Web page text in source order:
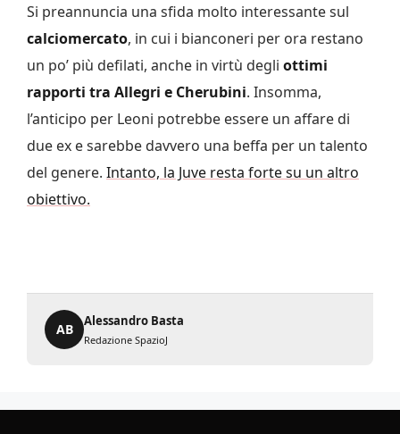
Si preannuncia una sfida molto interessante sul
calciomercato, in cui i bianconeri per ora restano
un po’ più defilati, anche in virtù degli ottimi
rapporti tra Allegri e Cherubini. Insomma,
l’anticipo per Leoni potrebbe essere un affare di
due ex e sarebbe davvero una beffa per un talento
del genere. Intanto, la Juve resta forte su un altro
obiettivo.
AB
Alessandro Basta
Redazione SpazioJ